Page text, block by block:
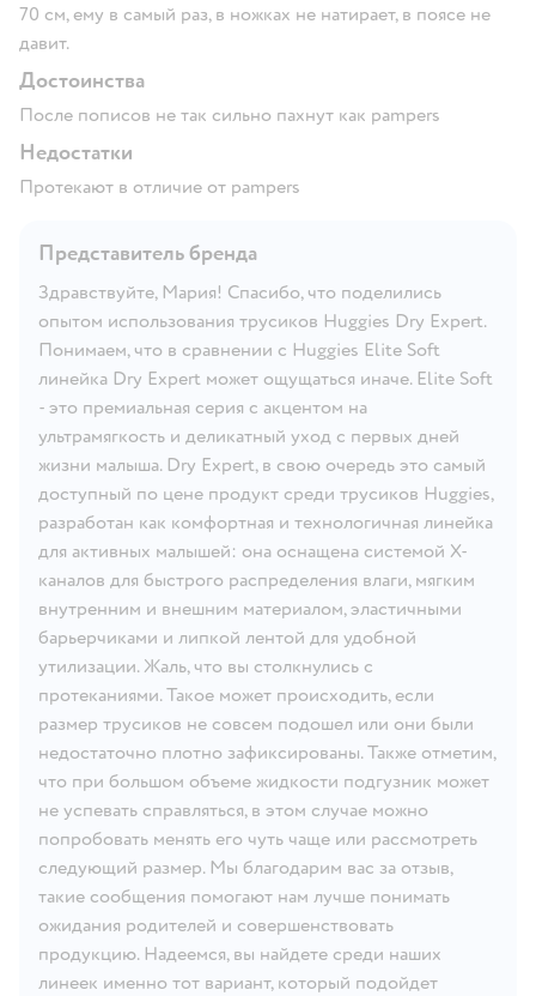
70 см, ему в самый раз, в ножках не натирает, в поясе не
давит.
Достоинства
После пописов не так сильно пахнут как pampers
Недостатки
Протекают в отличие от pampers
Представитель бренда
Здравствуйте, Мария! Спасибо, что поделились
опытом использования трусиков Huggies Dry Expert.
Понимаем, что в сравнении с Huggies Elite Soft
линейка Dry Expert может ощущаться иначе. Elite Soft
- это премиальная серия с акцентом на
ультрамягкость и деликатный уход с первых дней
жизни малыша. Dry Expert, в свою очередь это самый
доступный по цене продукт среди трусиков Huggies,
разработан как комфортная и технологичная линейка
для активных малышей: она оснащена системой Х-
каналов для быстрого распределения влаги, мягким
внутренним и внешним материалом, эластичными
барьерчиками и липкой лентой для удобной
утилизации. Жаль, что вы столкнулись с
протеканиями. Такое может происходить, если
размер трусиков не совсем подошел или они были
недостаточно плотно зафиксированы. Также отметим,
что при большом объеме жидкости подгузник может
не успевать справляться, в этом случае можно
попробовать менять его чуть чаще или рассмотреть
следующий размер. Мы благодарим вас за отзыв,
такие сообщения помогают нам лучше понимать
ожидания родителей и совершенствовать
продукцию. Надеемся, вы найдете среди наших
линеек именно тот вариант, который подойдет